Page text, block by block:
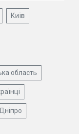
Київ
область
Дніпро